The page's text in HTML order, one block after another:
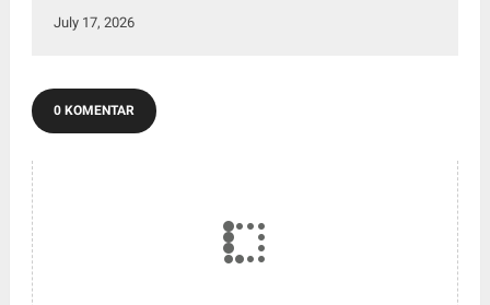
July 17, 2026
0 KOMENTAR